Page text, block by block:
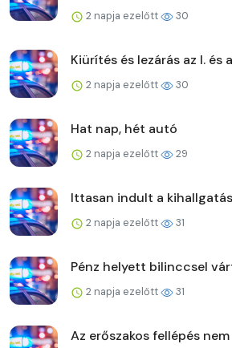
2 napja ezelőtt 30
Kiürítés és lezárás az I. és
2 napja ezelőtt 30
Hat nap, hét autó
2 napja ezelőtt 29
Ittasan indult a
2 napja ezelőtt 31
Pénz helyett bilinccsel
2 napja ezelőtt 31
Az erőszakos fellépés